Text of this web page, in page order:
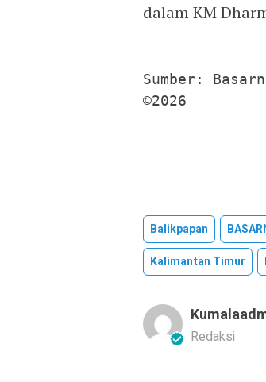
dalam KM
Sumber:
©2026
Balikpapan
Kalimantan Timur
Redaksi